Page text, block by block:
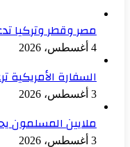
مصر وقطر وتركيا
4 أغسطس، 2026
السفارة الأمريكية
3 أغسطس، 2026
ملايين المسلمون
3 أغسطس، 2026